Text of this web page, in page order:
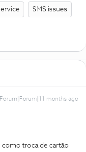
SMS issues
Forum|Forum|11 months ago
como troca de cartão